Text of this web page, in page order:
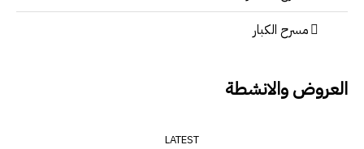
مسرح الكبار
العروض والانشطة
LATEST